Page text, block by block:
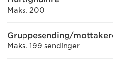
Maks. 200
Gruppesending/
Maks. 199 sendinger